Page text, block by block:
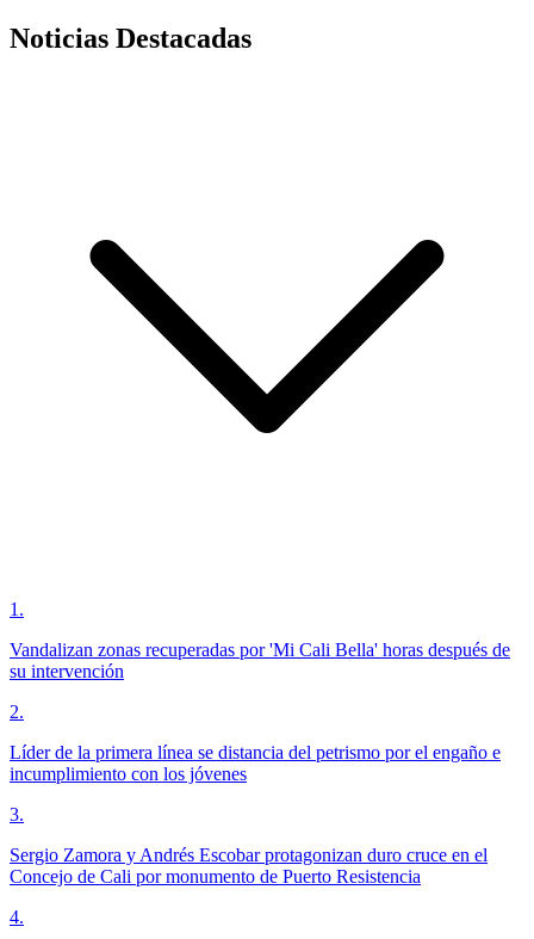
Noticias Destacadas
1 .
Vandalizan zonas recuperadas por 'Mi Cali Bella' horas después de
su intervención
2.
Líder de la primera línea se distancia del petrismo por el engaño e
incumplimiento con los jóvenes
3.
Sergio Zamora y Andrés Escobar protagonizan duro cruce en el
Concejo de Cali por monumento de Puerto Resistencia
4.